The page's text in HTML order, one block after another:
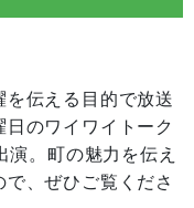
伝える目的で放送
のワイワイトーク
演。町の魅力を伝え
、ぜひご覧くださ